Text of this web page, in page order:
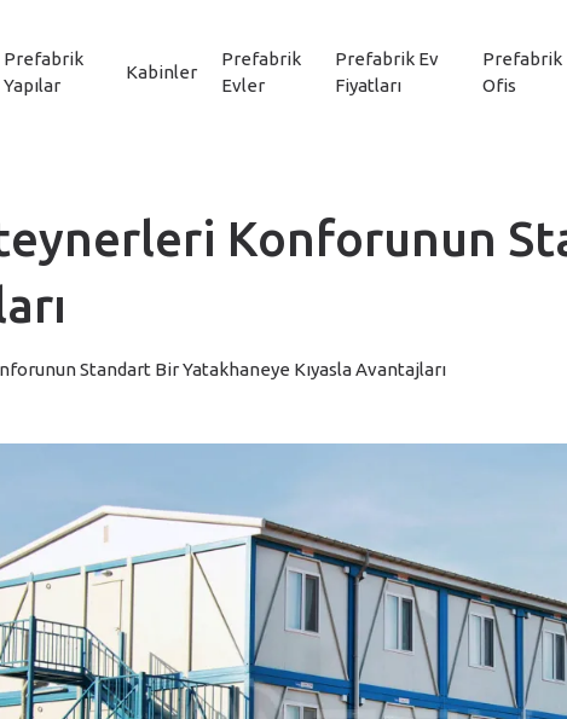
Prefabrik
Yapılar
Kabinler
Prefabrik
Evler
Prefabrik Ev
Fiyatları
Prefabrik
Ofis
Konforunun
Standart Bir Yatakhaneye Kıyasla Avantajları